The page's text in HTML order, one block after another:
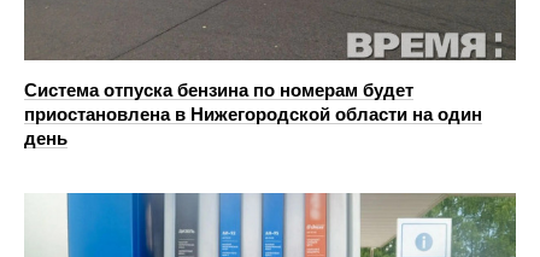
Система отпуска бензина по номерам будет
приостановлена в Нижегородской области на один
день